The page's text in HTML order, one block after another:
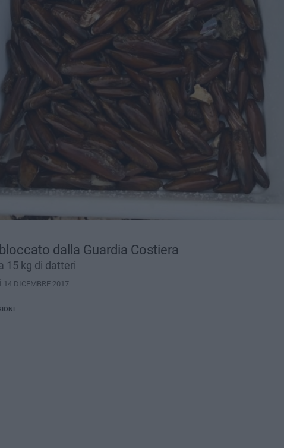
dalla Guardia Costiera
15 kg di datteri
14 DICEMBRE 2017